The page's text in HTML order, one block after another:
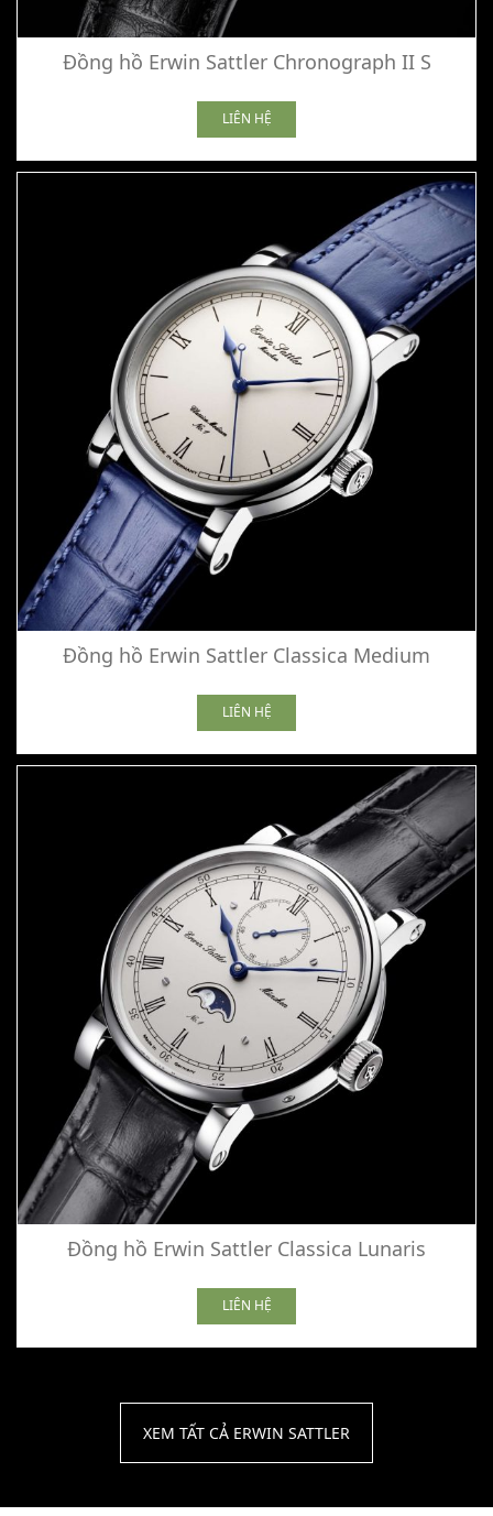
Đồng hồ Erwin Sattler Chronograph II S
LIÊN HỆ
Đồng hồ Erwin Sattler Classica Medium
LIÊN HỆ
Đồng hồ Erwin Sattler Classica Lunaris
LIÊN HỆ
XEM TẤT CẢ ERWIN SATTLER